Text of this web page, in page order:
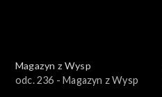
Magazyn z Wysp
odc. 236 - Magazyn z Wysp